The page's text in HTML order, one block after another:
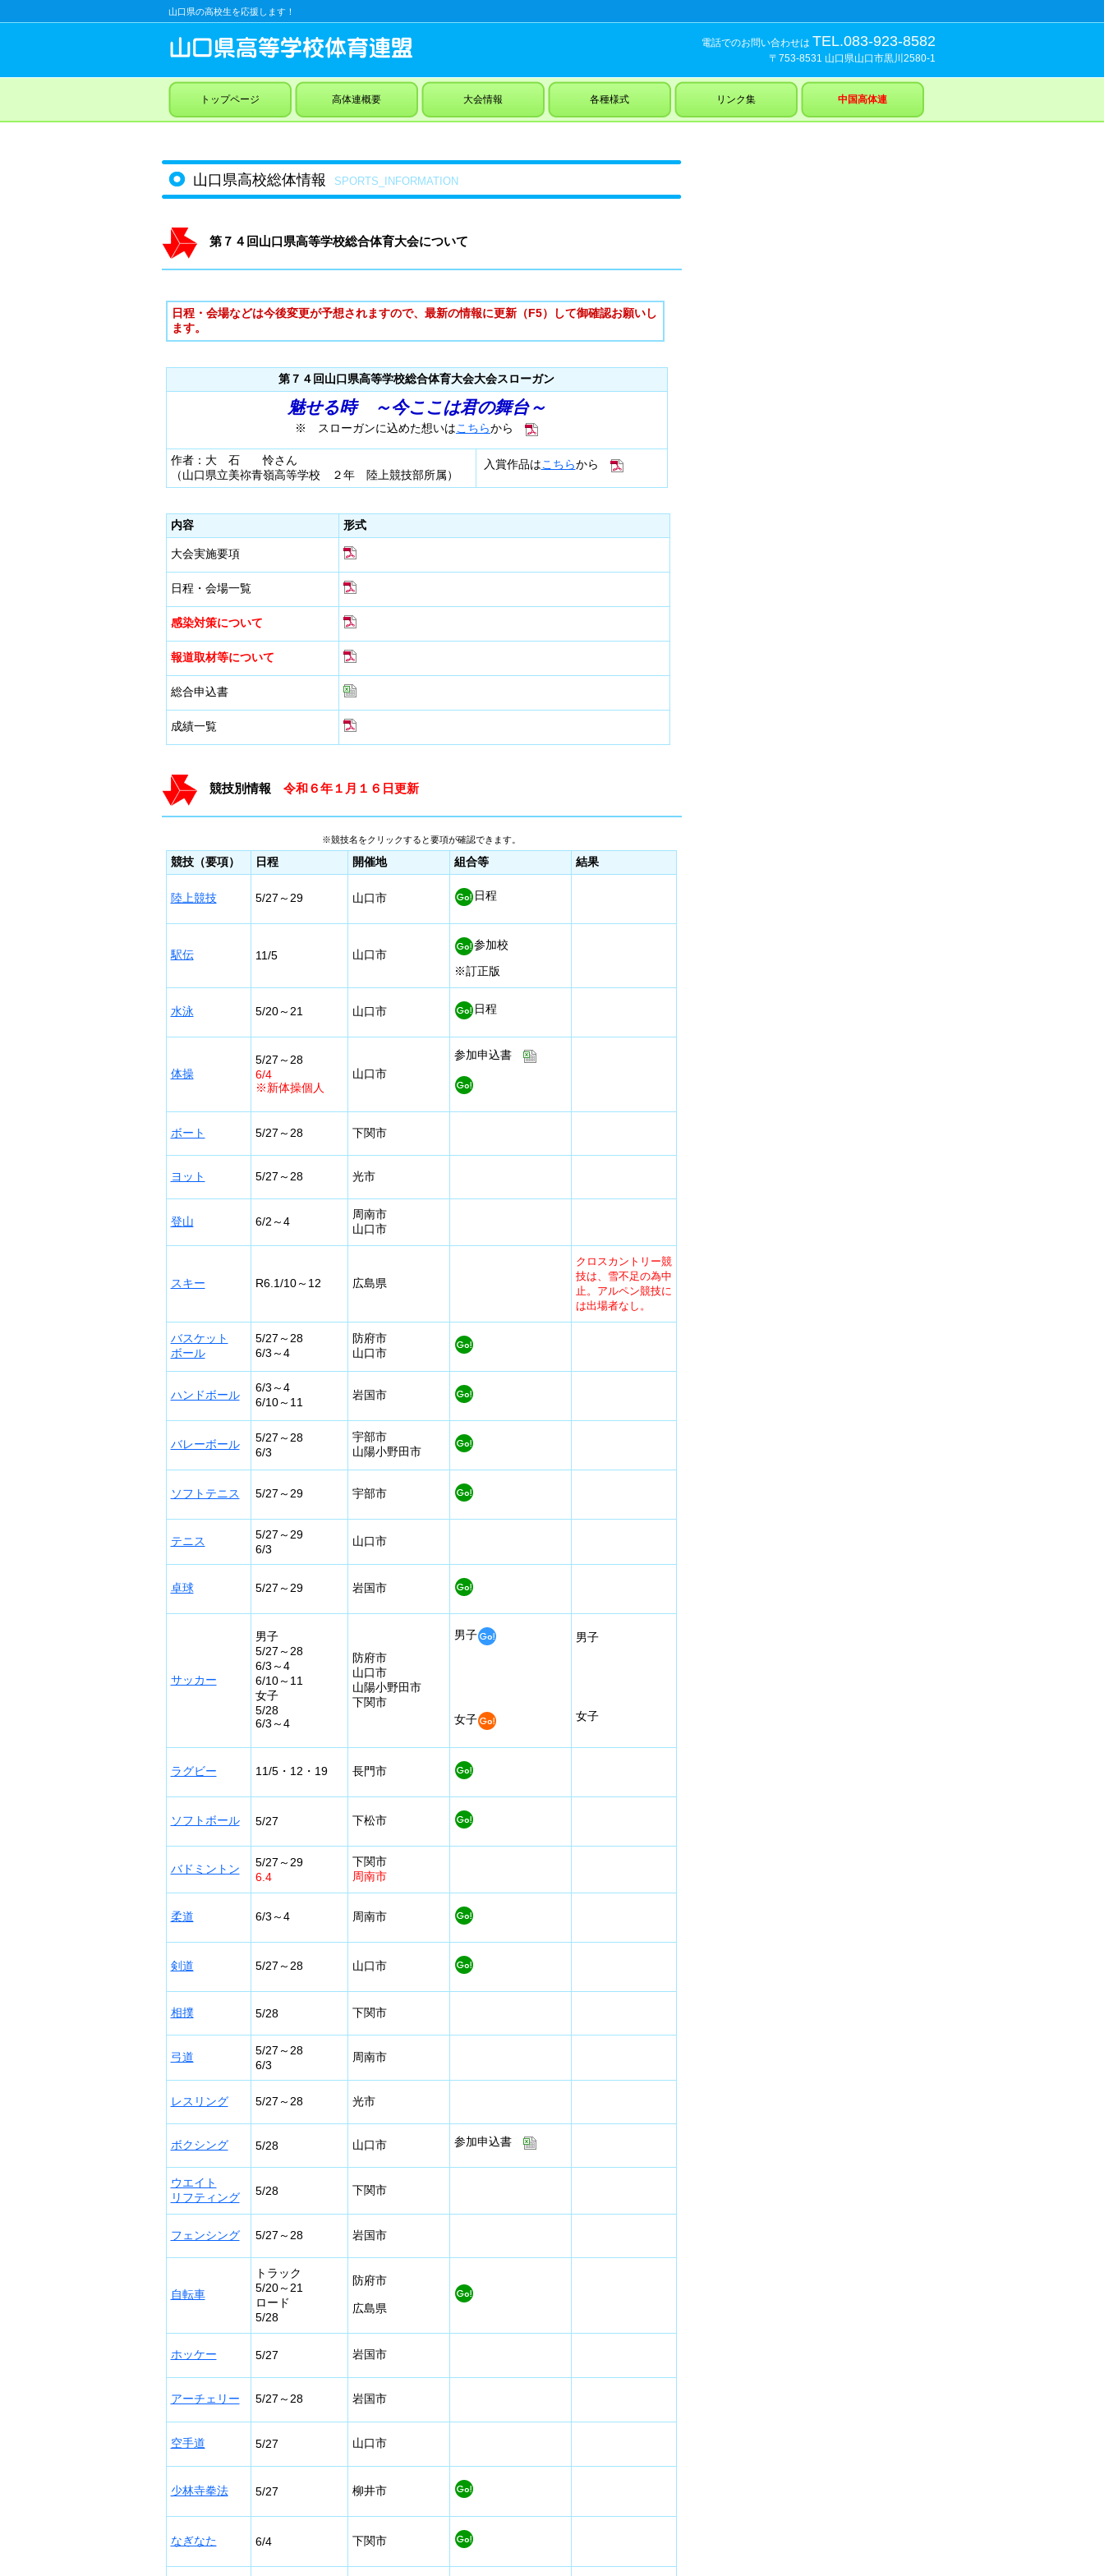
山口県の高校生を応援します！
電話でのお問い合わせは TEL.083-923-8582
〒753-8531 山口県山口市黒川2580-1
山口県高校総体情報 SPORTS_INFORMATION
第７４回山口県高等学校総合体育大会について
日程・会場などは今後変更が予想されますので、最新の情報に更新（F5）して御確認お願いし
ます。
第７４回山口県高等学校総合体育大会大会スローガン
魅せる時 ～今ここは君の舞台～
※ スローガンに込めた想いはこちらから
作者：大 石 怜さん
（山口県立美祢青嶺高等学校 ２年 陸上競技部所属）
入賞作品はこちらから
内容 形式
大会実施要項
日程・会場一覧
感染対策について
報道取材等について
総合申込書
成績一覧
競技別情報 令和６年１月１６日更新
※競技名をクリックすると要項が確認できます。
競技（要項） 日程 開催地 組合等 結果
陸上競技 5/27～29 山口市 日程
駅伝 11/5 山口市
参加校
※訂正版
水泳 5/20～21 山口市 日程
体操
5/27～28
6/4
※新体操個人
山口市
参加申込書
ボート 5/27～28 下関市
ヨット 5/27～28 光市
登山 6/2～4
周南市
山口市
スキー R6.1/10～12 広島県
クロスカントリー競
技は、雪不足の為中
止。アルペン競技に
は出場者なし。
バスケット
ボール
5/27～28
6/3～4
防府市
山口市
ハンドボール
6/3～4
6/10～11
岩国市
バレーボール
5/27～28
6/3
宇部市
山陽小野田市
ソフトテニス 5/27～29 宇部市
テニス
5/27～29
6/3
山口市
卓球 5/27～29 岩国市
サッカー
男子
5/27～28
6/3～4
6/10～11
女子
5/28
6/3～4
防府市
山口市
山陽小野田市
下関市
男子
女子
男子
女子
ラグビー 11/5・12・19 長門市
ソフトボール 5/27 下松市
バドミントン
5/27～29
6.4
下関市
周南市
柔道 6/3～4 周南市
剣道 5/27～28 山口市
相撲 5/28 下関市
弓道
5/27～28
6/3
周南市
レスリング 5/27～28 光市
ボクシング 5/28 山口市 参加申込書
ウエイト
リフティング
5/28 下関市
フェンシング 5/27～28 岩国市
自転車
トラック
5/20～21
ロード
5/28
防府市
広島県
ホッケー 5/27 岩国市
アーチェリー 5/27～28 岩国市
空手道 5/27 山口市
少林寺拳法 5/27 柳井市
なぎなた 6/4 下関市
トップページ 高体連概要 大会情報 各種様式 リンク集 中国高体連